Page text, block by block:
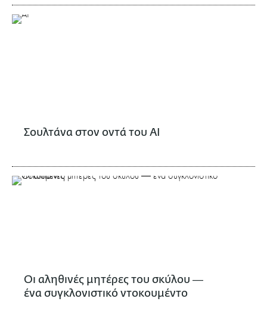
Σουλτάνα στον οντά του ΑΙ
Oι αληθινές μητέρες του σκύλου ―
ένα συγκλονιστικό ντοκουμέντο